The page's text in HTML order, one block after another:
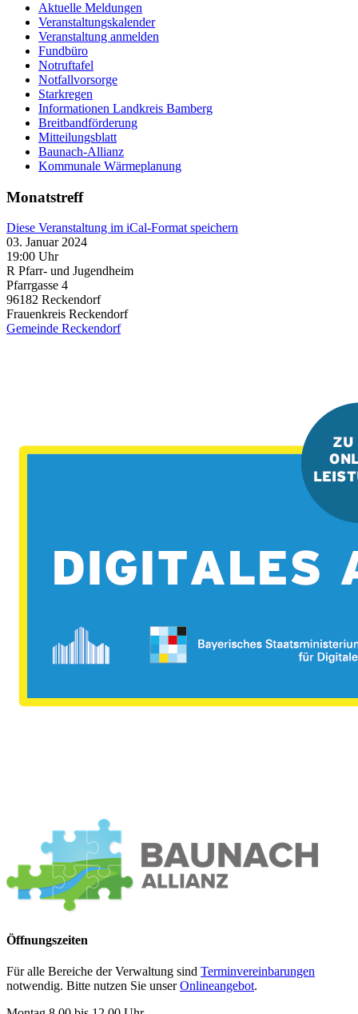
Aktuelle Meldungen
Veranstaltungskalender
Veranstaltung anmelden
Fundbüro
Notruftafel
Notfallvorsorge
Starkregen
Informationen Landkreis Bamberg
Breitbandförderung
Mitteilungsblatt
Baunach-Allianz
Kommunale Wärmeplanung
Monatstreff
Diese Veranstaltung im iCal-Format speichern
03. Januar 2024
19:00 Uhr
R Pfarr- und Jugendheim
Pfarrgasse 4
96182 Reckendorf
Frauenkreis Reckendorf
Gemeinde Reckendorf
Öffnungszeiten
Für alle Bereiche der Verwaltung sind Terminvereinbarungen
notwendig. Bitte nutzen Sie unserOnlineangebot.